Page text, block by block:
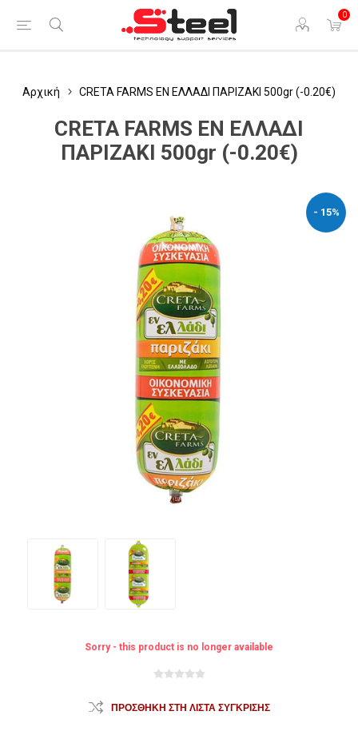
0
Αρχική CRETA FARMS ΕΝ ΕΛΛΑΔΙ ΠΑΡΙΖΑΚΙ 500gr (-0.20€)
CRETA FARMS ΕΝ ΕΛΛΑΔΙ
ΠΑΡΙΖΑΚΙ 500gr (-0.20€)
- 15%
Sorry - this product is no longer available
ΠΡΟΣΘΉΚΗ ΣΤΗ ΛΊΣΤΑ ΣΎΓΚΡΙΣΗΣ